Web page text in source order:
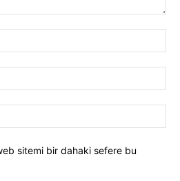
sitemi bir dahaki sefere bu